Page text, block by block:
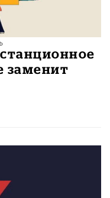
заменит